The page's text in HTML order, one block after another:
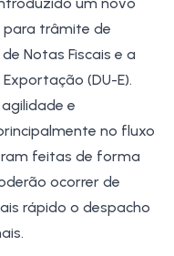
para trâmite de
Notas Fiscais e a
(DU-E).
e
no fluxo
feitas de forma
ocorrer de
rápido o despacho